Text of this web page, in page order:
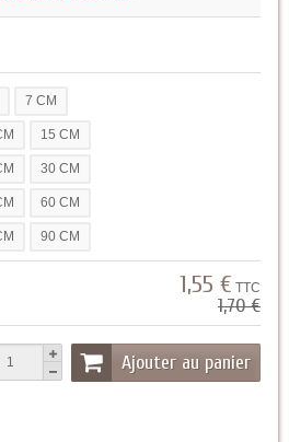
7 CM
15 CM
30 CM
60 CM
90 CM
1,55 € TTC
1,70 €
Ajouter au panier